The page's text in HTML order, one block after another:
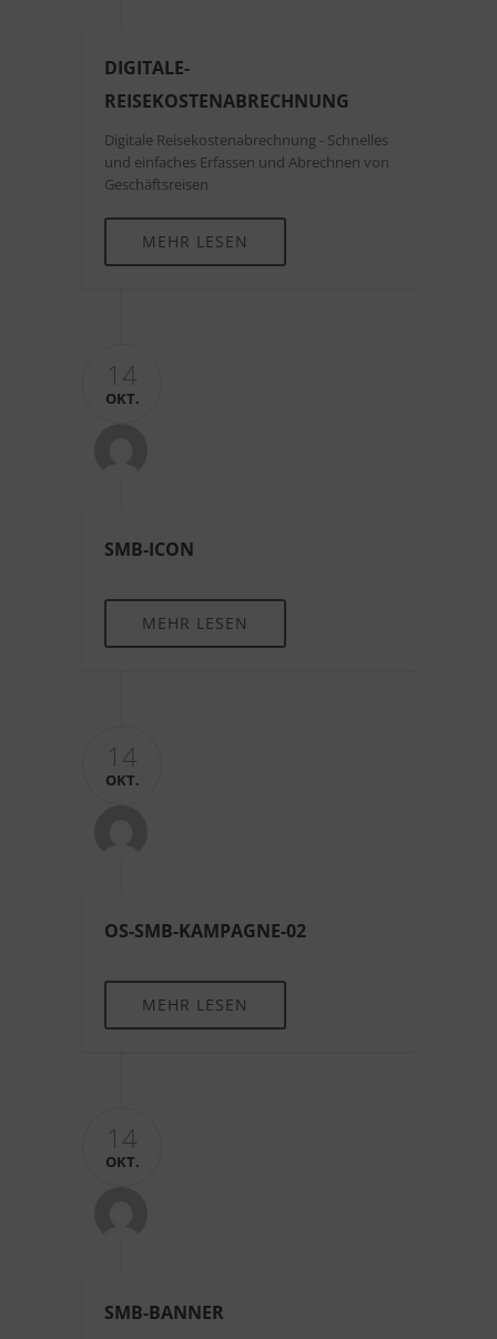
DIGITALE-
REISEKOSTENABRECHNUNG
Digitale Reisekostenabrechnung - Schnelles
und einfaches Erfassen und Abrechnen von
Geschäftsreisen
MEHR LESEN
14
OKT.
SMB-ICON
MEHR LESEN
14
OKT.
OS-SMB-KAMPAGNE-02
MEHR LESEN
14
OKT.
SMB-BANNER